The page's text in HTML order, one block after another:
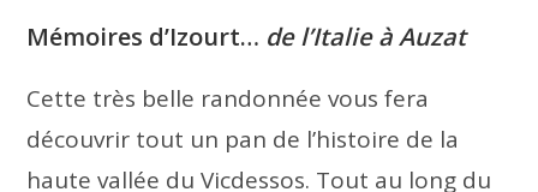
Mémoires d’Izourt… de l’Italie à Auzat
Cette très belle randonnée vous fera
découvrir tout un pan de l’histoire de la
haute vallée du Vicdessos. Tout au long du